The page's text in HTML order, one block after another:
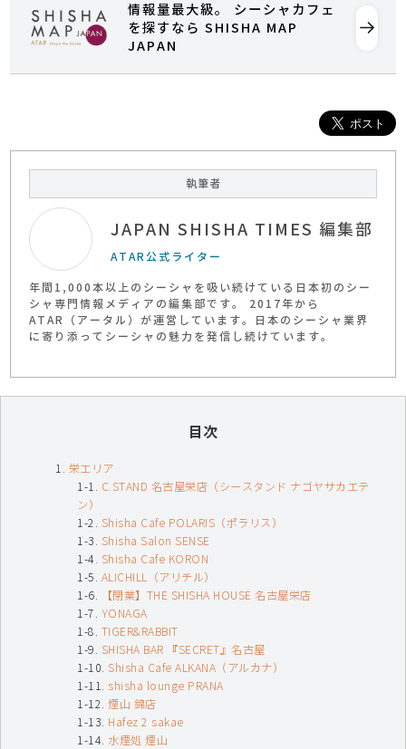
情報量最大級。 シーシャカフェ
を探すなら SHISHA MAP
JAPAN
執筆者
JAPAN SHISHA TIMES 編集部
ATAR公式ライター
年間1,000本以上のシーシャを吸い続けている日本初のシー
シャ専門情報メディアの編集部です。 2017年から
ATAR（アータル）が運営しています。日本のシーシャ業界
に寄り添ってシーシャの魅力を発信し続けています。
目次
栄エリア
C.STAND 名古屋栄店（シースタンド ナゴヤサカエテ
ン）
Shisha Cafe POLARIS（ポラリス）
Shisha Salon SENSE
Shisha Cafe KORON
ALICHILL（アリチル）
【閉業】THE SHISHA HOUSE 名古屋栄店
YONAGA
TIGER&RABBIT
SHISHA BAR 『SECRET』名古屋
Shisha Cafe ALKANA（アルカナ）
shisha lounge PRANA
煙山 錦店
Hafez 2 sakae
水煙処 煙山